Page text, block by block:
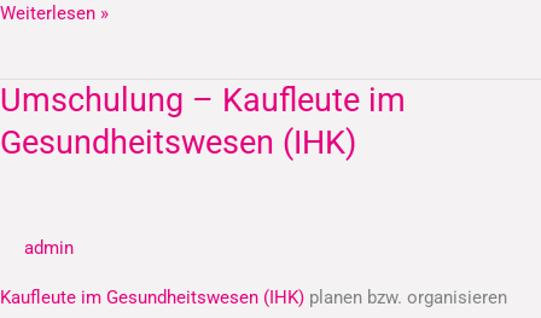
Weiterlesen »
Umschulung – Kaufleute im
Gesundheitswesen (IHK)
admin
Kaufleute im Gesundheitswesen (IHK) planen bzw. organisieren
Umschulung
–
Kaufleute
(IHK)